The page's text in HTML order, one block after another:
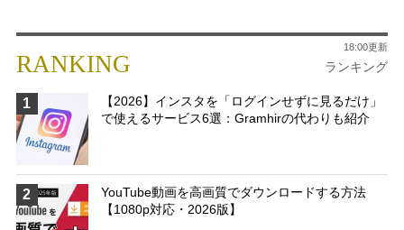
RANKING ランキング
18:00更新
1
【2026】インスタを「ログインせずに見るだけ」
で使えるサービス6選：Gramhirの代わりも紹介
2
YouTube動画を高画質でダウンロードする方法
【1080p対応・2026版】